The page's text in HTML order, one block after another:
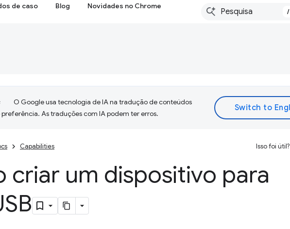
de caso Blog Novidades no Chrome
/
O Google usa tecnologia de IA na tradução de conteúdos
As traduções com IA podem ter erros.
Capabilities Isso foi útil?
criar um dispositivo para